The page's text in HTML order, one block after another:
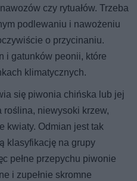
czy rytuałów. Trzeba
podlewaniu i nawożeniu
o przycinaniu.
i gatunków peonii, które
klimatycznych.
się piwonia chińska lub jej
roślina, niewysoki krzew,
kwiaty. Odmian jest tak
klasyfikację na grupy
pełne przepychu piwonie
i zupełnie skromne